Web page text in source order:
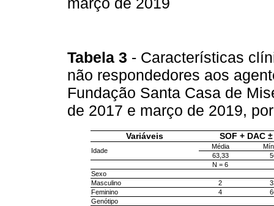
Tabela 3 - Características
não respondedores aos
Fundação Santa Casa de
de 2017 e março de 2019,
Variáveis SOF + DAC
Idade
Média
63,33
N = 6
Sexo
Masculino
2
Feminino
4
Genótipo